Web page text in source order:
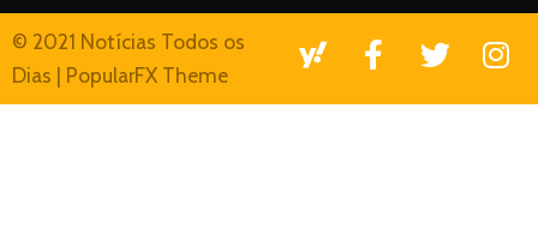
© 2021 Notícias Todos os
Dias | PopularFX Theme